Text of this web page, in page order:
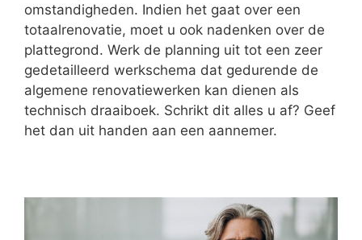
omstandigheden. Indien het gaat over een
totaalrenovatie, moet u ook nadenken over de
plattegrond. Werk de planning uit tot een zeer
gedetailleerd werkschema dat gedurende de
algemene renovatiewerken kan dienen als
technisch draaiboek. Schrikt dit alles u af? Geef
het dan uit handen aan een aannemer.